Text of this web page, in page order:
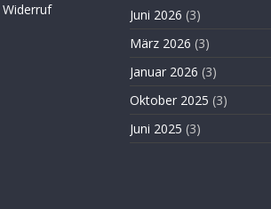
Juni 2026 (3)
März 2026 (3)
Januar 2026 (3)
Oktober 2025 (3)
Juni 2025 (3)